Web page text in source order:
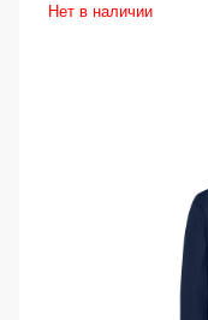
Нет в наличии